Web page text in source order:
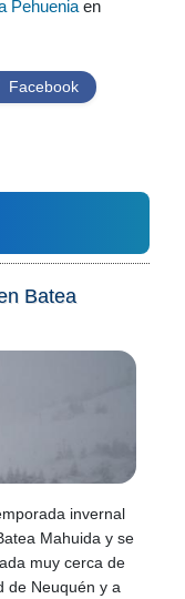
Pehuenia en
Facebook
Batea
invernal
Mahuida y se
muy cerca de
de Neuquén y a